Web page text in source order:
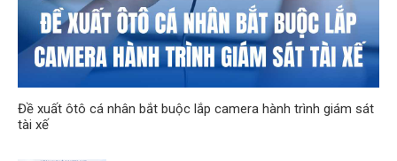
Đề xuất ôtô cá nhân bắt buộc lắp camera hành trình giám sát
tài xế